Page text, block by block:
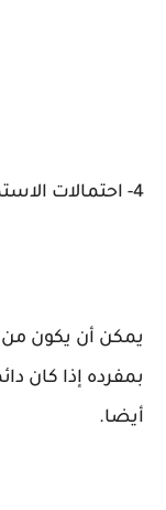
4- احتمالات الاستمرارية:
يمكن أن يكون من
بمفرده إذا كان
أيضا.